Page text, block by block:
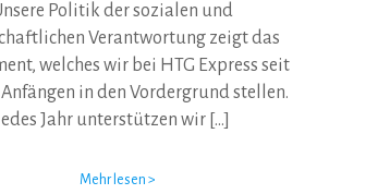
Politik der sozialen und
Verantwortung zeigt das
welches wir bei HTG Express seit
in den Vordergrund stellen.
Jahr unterstützen wir […]
Mehr lesen >